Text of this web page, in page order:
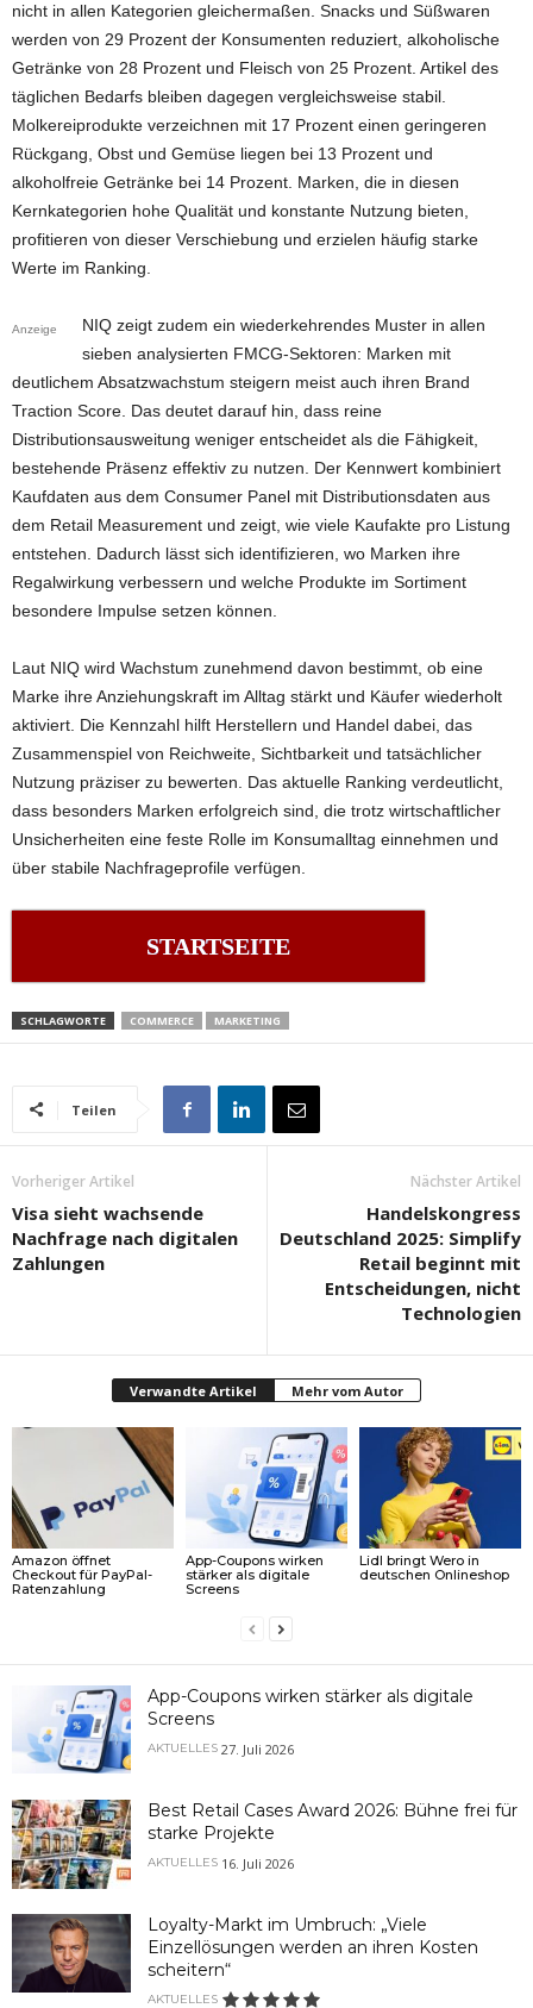
nicht in allen Kategorien gleichermaßen. Snacks und Süßwaren
werden von 29 Prozent der Konsumenten reduziert, alkoholische
Getränke von 28 Prozent und Fleisch von 25 Prozent. Artikel des
täglichen Bedarfs bleiben dagegen vergleichsweise stabil.
Molkereiprodukte verzeichnen mit 17 Prozent einen geringeren
Rückgang, Obst und Gemüse liegen bei 13 Prozent und
alkoholfreie Getränke bei 14 Prozent. Marken, die in diesen
Kernkategorien hohe Qualität und konstante Nutzung bieten,
profitieren von dieser Verschiebung und erzielen häufig starke
Werte im Ranking.
Anzeige
NIQ zeigt zudem ein wiederkehrendes Muster in allen
sieben analysierten FMCG-Sektoren: Marken mit
deutlichem Absatzwachstum steigern meist auch ihren Brand
Traction Score. Das deutet darauf hin, dass reine
Distributionsausweitung weniger entscheidet als die Fähigkeit,
bestehende Präsenz effektiv zu nutzen. Der Kennwert kombiniert
Kaufdaten aus dem Consumer Panel mit Distributionsdaten aus
dem Retail Measurement und zeigt, wie viele Kaufakte pro Listung
entstehen. Dadurch lässt sich identifizieren, wo Marken ihre
Regalwirkung verbessern und welche Produkte im Sortiment
besondere Impulse setzen können.
Laut NIQ wird Wachstum zunehmend davon bestimmt, ob eine
Marke ihre Anziehungskraft im Alltag stärkt und Käufer wiederholt
aktiviert. Die Kennzahl hilft Herstellern und Handel dabei, das
Zusammenspiel von Reichweite, Sichtbarkeit und tatsächlicher
Nutzung präziser zu bewerten. Das aktuelle Ranking verdeutlicht,
dass besonders Marken erfolgreich sind, die trotz wirtschaftlicher
Unsicherheiten eine feste Rolle im Konsumalltag einnehmen und
über stabile Nachfrageprofile verfügen.
STARTSEITE
SCHLAGWORTE COMMERCE MARKETING
Teilen
Vorheriger Artikel
Visa sieht wachsende
Nachfrage nach digitalen
Zahlungen
Nächster Artikel
Handelskongress
Deutschland 2025: Simplify
Retail beginnt mit
Entscheidungen, nicht
Technologien
Verwandte Artikel Mehr vom Autor
Amazon öffnet
Checkout für PayPal-
Ratenzahlung
App-Coupons wirken
stärker als digitale
Screens
Lidl bringt Wero in
deutschen Onlineshop
App-Coupons wirken stärker als digitale
Screens
AKTUELLES 27. Juli 2026
Best Retail Cases Award 2026: Bühne frei für
starke Projekte
AKTUELLES 16. Juli 2026
Loyalty-Markt im Umbruch: „Viele
Einzellösungen werden an ihren Kosten
scheitern“
AKTUELLES